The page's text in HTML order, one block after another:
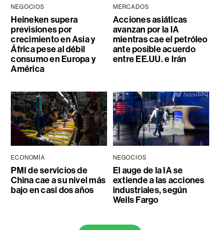
NEGOCIOS
Heineken supera
previsiones por
crecimiento en Asia y
África pese al débil
consumo en Europa y
América
MERCADOS
Acciones asiáticas
avanzan por la IA
mientras cae el petróleo
ante posible acuerdo
entre EE.UU. e Irán
ECONOMÍA
PMI de servicios de
China cae a su nivel más
bajo en casi dos años
NEGOCIOS
El auge de la IA se
extiende a las acciones
industriales, según
Wells Fargo